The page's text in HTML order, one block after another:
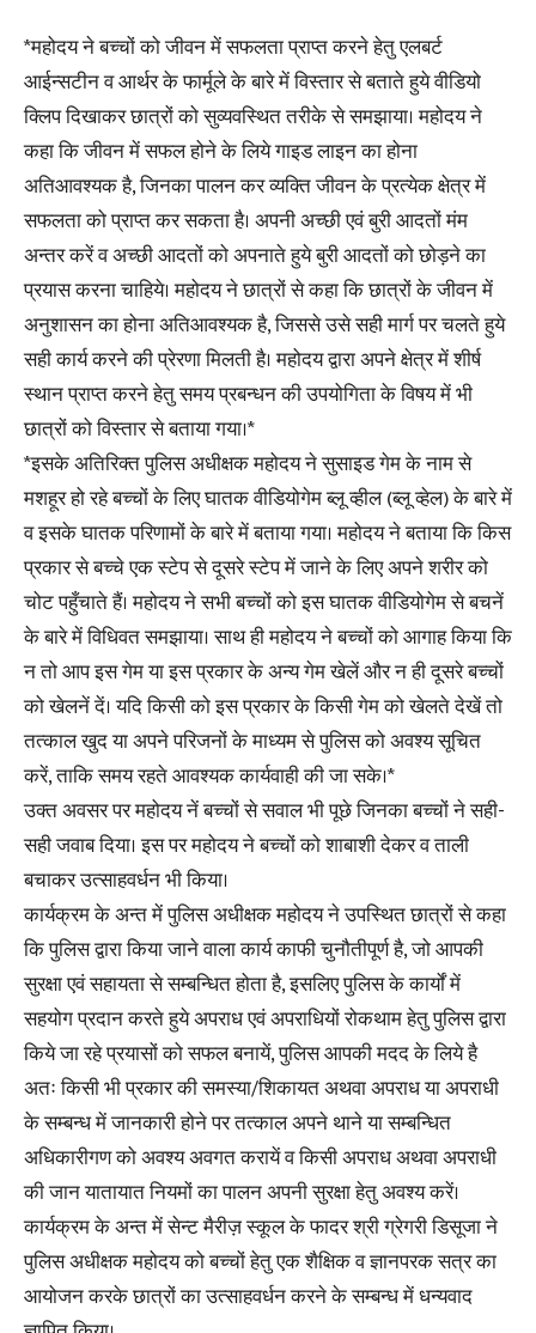
*महोदय ने बच्चों को जीवन में सफलता प्राप्त करने हेतु एलबर्ट
आईन्सटीन व आर्थर के फार्मूले के बारे में विस्तार से बताते हुये वीडियो
क्लिप दिखाकर छात्रों को सुव्यवस्थित तरीके से समझाया। महोदय ने
कहा कि जीवन में सफल होने के लिये गाइड लाइन का होना
अतिआवश्यक है, जिनका पालन कर व्यक्ति जीवन के प्रत्येक क्षेत्र में
सफलता को प्राप्त कर सकता है। अपनी अच्छी एवं बुरी आदतों मंम
अन्तर करें व अच्छी आदतों को अपनाते हुये बुरी आदतों को छोड़ने का
प्रयास करना चाहिये। महोदय ने छात्रों से कहा कि छात्रों के जीवन में
अनुशासन का होना अतिआवश्यक है, जिससे उसे सही मार्ग पर चलते हुये
सही कार्य करने की प्रेरणा मिलती है। महोदय द्वारा अपने क्षेत्र में शीर्ष
स्थान प्राप्त करने हेतु समय प्रबन्धन की उपयोगिता के विषय में भी
छात्रों को विस्तार से बताया गया।*
*इसके अतिरिक्त पुलिस अधीक्षक महोदय ने सुसाइड गेम के नाम से
मशहूर हो रहे बच्चों के लिए घातक वीडियोगेम ब्लू व्हील (ब्लू व्हेल) के बारे में
व इसके घातक परिणामों के बारे में बताया गया। महोदय ने बताया कि किस
प्रकार से बच्चे एक स्टेप से दूसरे स्टेप में जाने के लिए अपने शरीर को
चोट पहुँचाते हैं। महोदय ने सभी बच्चों को इस घातक वीडियोगेम से बचनें
के बारे में विधिवत समझाया। साथ ही महोदय ने बच्चों को आगाह किया कि
न तो आप इस गेम या इस प्रकार के अन्य गेम खेलें और न ही दूसरे बच्चों
को खेलनें दें। यदि किसी को इस प्रकार के किसी गेम को खेलते देखें तो
तत्काल खुद या अपने परिजनों के माध्यम से पुलिस को अवश्य सूचित
करें, ताकि समय रहते आवश्यक कार्यवाही की जा सके।*
उक्त अवसर पर महोदय नें बच्चों से सवाल भी पूछे जिनका बच्चों ने सही-
सही जवाब दिया। इस पर महोदय ने बच्चों को शाबाशी देकर व ताली
बचाकर उत्साहवर्धन भी किया।
कार्यक्रम के अन्त में पुलिस अधीक्षक महोदय ने उपस्थित छात्रों से कहा
कि पुलिस द्वारा किया जाने वाला कार्य काफी चुनौतीपूर्ण है, जो आपकी
सुरक्षा एवं सहायता से सम्बन्धित होता है, इसलिए पुलिस के कार्यों में
सहयोग प्रदान करते हुये अपराध एवं अपराधियों रोकथाम हेतु पुलिस द्वारा
किये जा रहे प्रयासों को सफल बनायें, पुलिस आपकी मदद के लिये है
अतः किसी भी प्रकार की समस्या/शिकायत अथवा अपराध या अपराधी
के सम्बन्ध में जानकारी होने पर तत्काल अपने थाने या सम्बन्धित
अधिकारीगण को अवश्य अवगत करायें व किसी अपराध अथवा अपराधी
की जान यातायात नियमों का पालन अपनी सुरक्षा हेतु अवश्य करें।
कार्यक्रम के अन्त में सेन्ट मैरीज़ स्कूल के फादर श्री ग्रेगरी डिसूजा ने
पुलिस अधीक्षक महोदय को बच्चों हेतु एक शैक्षिक व ज्ञानपरक सत्र का
आयोजन करके छात्रों का उत्साहवर्धन करने के सम्बन्ध में धन्यवाद